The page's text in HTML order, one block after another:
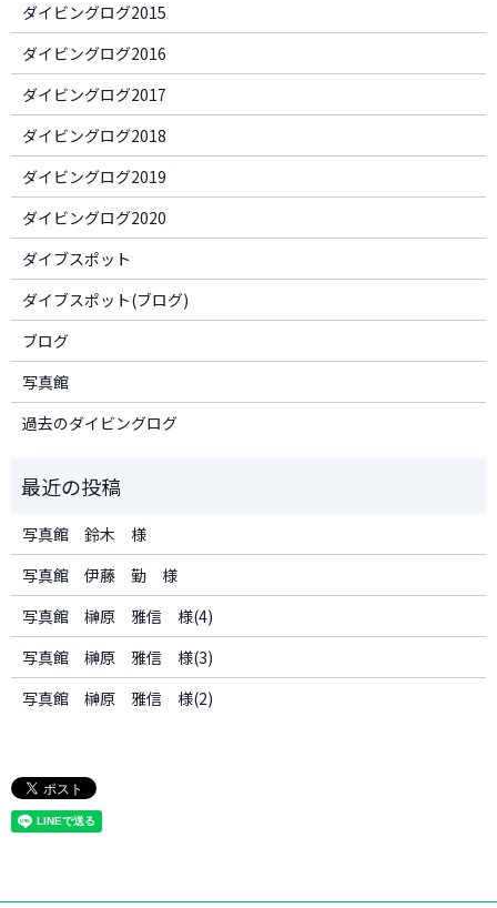
ダイビングログ2015
ダイビングログ2016
ダイビングログ2017
ダイビングログ2018
ダイビングログ2019
ダイビングログ2020
ダイブスポット
ダイブスポット(ブログ)
ブログ
写真館
過去のダイビングログ
写真館 鈴木 様
写真館 伊藤 勤 様
写真館 榊原 雅信 様(4)
写真館 榊原 雅信 様(3)
写真館 榊原 雅信 様(2)